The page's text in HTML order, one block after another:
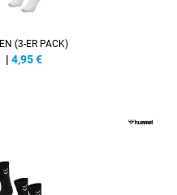
(3-ER PACK)
| 4,95€